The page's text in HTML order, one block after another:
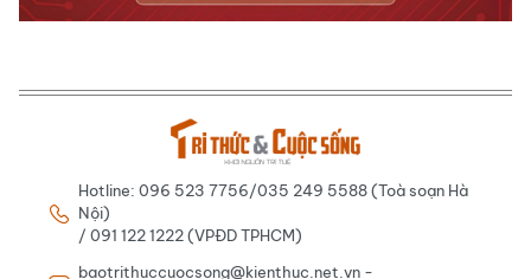
Hotline: 096 523 7756/035 249 5588 (Toà soạn Hà
Nội)
/ 091 122 1222 (VPĐD TPHCM)
baotrithuccuocsong@kienthuc.net.vn -